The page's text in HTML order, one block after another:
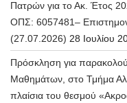
Πατρών για το Ακ. Έτος
ΟΠΣ: 6057481–
(27.07.2026) 28 Ιουλίου
Πρόσκληση για
Μαθημάτων, στο Τμήμα
πλαίσια του θεσμού